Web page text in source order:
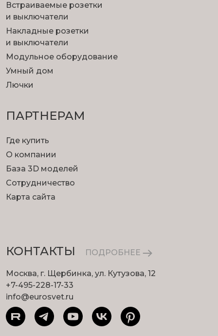
Встраиваемые розетки
и выключатели
Накладные розетки
и выключатели
Модульное оборудование
Умный дом
Лючки
ПАРТНЕРАМ
Где купить
О компании
База 3D моделей
Сотрудничество
Карта сайта
КОНТАКТЫ ПОДРОБНЕЕ
Москва, г. Щербинка, ул. Кутузова, 12
+7-495-228-17-33
info@eurosvet.ru